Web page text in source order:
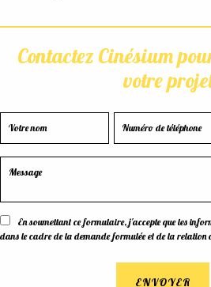
Contactez Cinésium
votre
En soumettant ce formulaire, j'accepte que les
dans le cadre de la demande formulée et de la relation